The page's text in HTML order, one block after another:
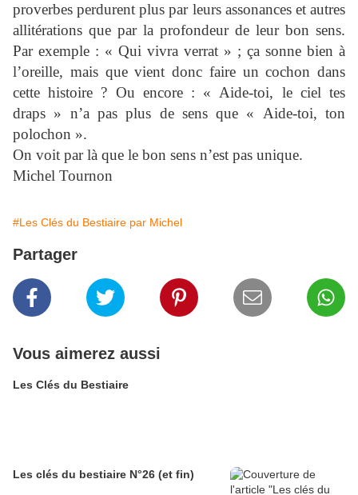
proverbes perdurent plus par leurs assonances et autres
allitérations que par la profondeur de leur bon sens.
Par exemple : « Qui vivra verrat » ; ça sonne bien à
l’oreille, mais que vient donc faire un cochon dans
cette histoire ? Ou encore : « Aide-toi, le ciel tes
draps » n’a pas plus de sens que « Aide-toi, ton
polochon ».
On voit par là que le bon sens n’est pas unique.
Michel Tournon
#Les Clés du Bestiaire par Michel
Partager
Vous aimerez aussi
Les Clés du Bestiaire
Les clés du bestiaire N°26 (et fin)